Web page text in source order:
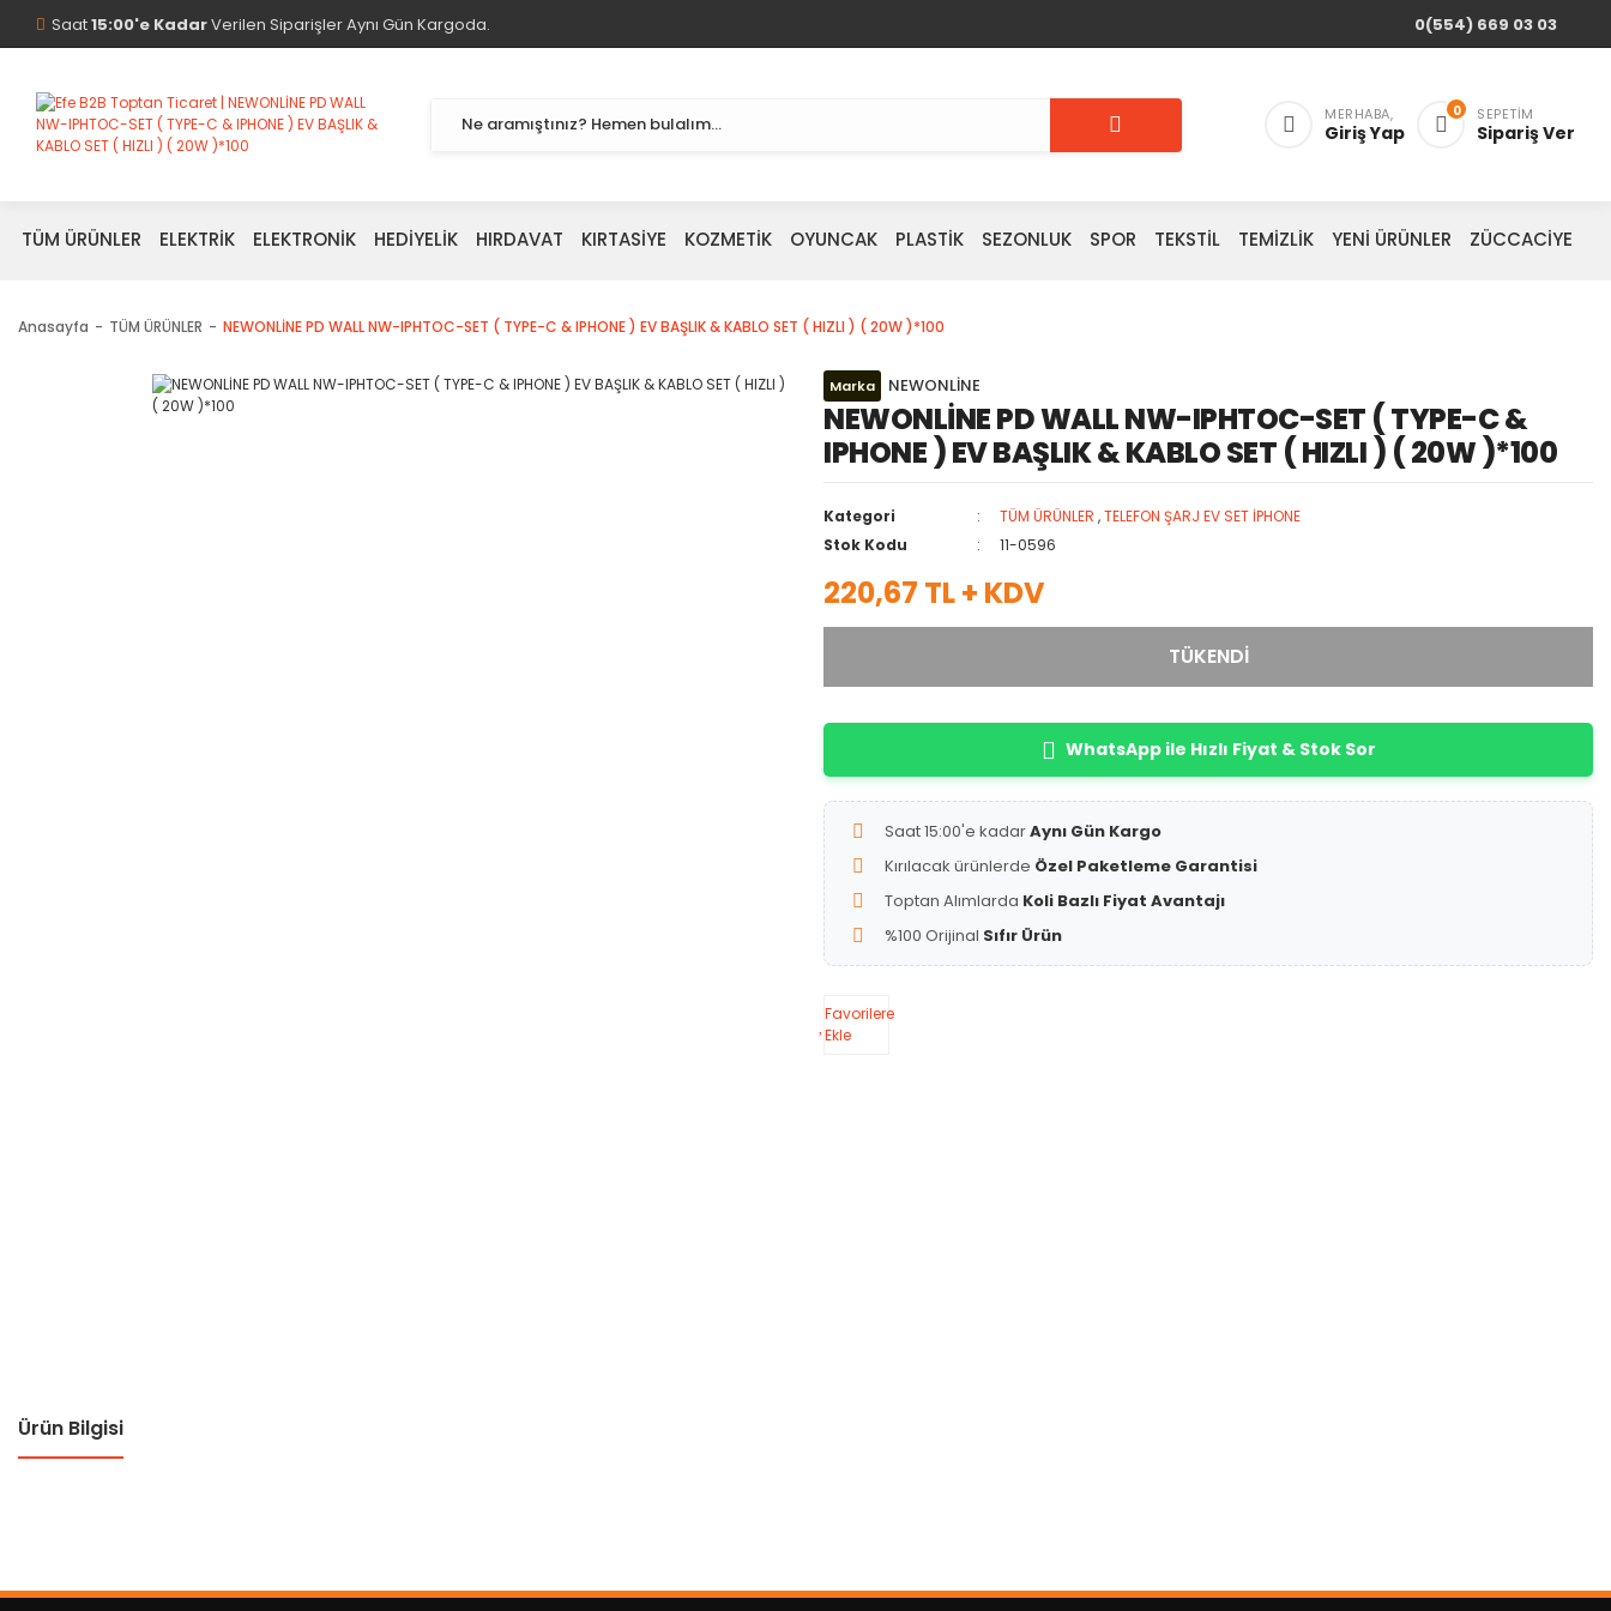
Saat15:00'e KadarVerilen Siparişler Aynı Gün Kargoda. 0(554) 669 03 03
MERHABA,
Giriş Yap
0 SEPETIM
Sipariş Ver
TÜM ÜRÜNLER ELEKTRİK ELEKTRONİK HEDİYELİK HIRDAVAT KIRTASİYE KOZMETİK OYUNCAK PLASTİK SEZONLUK SPOR TEKSTİL TEMİZLİK YENİ ÜRÜNLER ZÜCCACİYE
Anasayfa TÜM ÜRÜNLER NEWONLİNE PD WALL NW-IPHTOC-SET ( TYPE-C & IPHONE ) EV BAŞLIK & KABLO SET ( HIZLI ) ( 20W )*100
Marka NEWONLİNE
NEWONLİNE PD WALL NW-IPHTOC-SET ( TYPE-C &
IPHONE ) EV BAŞLIK & KABLO SET ( HIZLI ) ( 20W )*100
Kategori TÜM ÜRÜNLER ,TELEFON ŞARJ EV SET İPHONE
Stok Kodu
11-0596
220,67 TL + KDV
TÜKENDİ
WhatsApp ile Hızlı Fiyat & Stok Sor
Saat 15:00'e kadarAynı Gün Kargo
Kırılacak ürünlerde Özel Paketleme Garantisi
Toptan Alımlarda Koli Bazlı Fiyat Avantajı
%100 Orijinal Sıfır Ürün
Favorilere
Ekle
Ürün Bilgisi